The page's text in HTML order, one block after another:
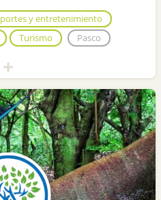
y entretenimiento
Turismo Pasco